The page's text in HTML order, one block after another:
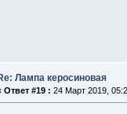
Лампа керосиновая
Ответ #19 : 24 Март 2019,